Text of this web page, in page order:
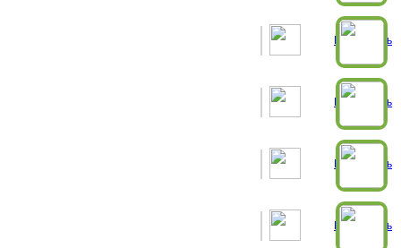
Рассчитать
Рассчитать
Рассчитать
Рассчитать